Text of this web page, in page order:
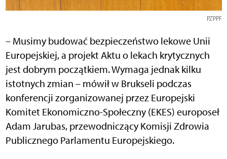
PZPPF
– Musimy budować bezpieczeństwo lekowe Unii
Europejskiej, a projekt Aktu o lekach krytycznych
jest dobrym początkiem. Wymaga jednak kilku
istotnych zmian – mówił w Brukseli podczas
konferencji zorganizowanej przez Europejski
Komitet Ekonomiczno-Społeczny (EKES) europoseł
Adam Jarubas, przewodniczący Komisji Zdrowia
Publicznego Parlamentu Europejskiego.